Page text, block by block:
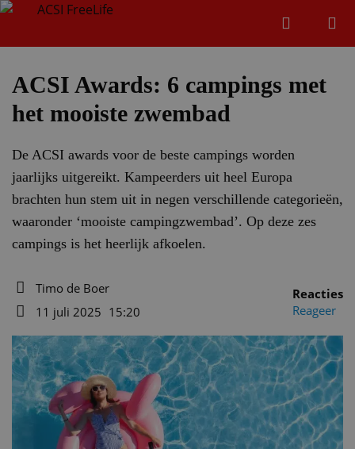
ACSI Awards: 6 campings met
het mooiste zwembad
De ACSI awards voor de beste campings worden
jaarlijks uitgereikt. Kampeerders uit heel Europa
brachten hun stem uit in negen verschillende categorieën,
waaronder ‘mooiste campingzwembad’. Op deze zes
campings is het heerlijk afkoelen.
Auteur
Timo de Boer
11 juli 2025 15:20
Reacties
Reageer